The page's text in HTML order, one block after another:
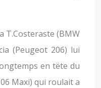
T.Costeraste (BMW
(Peugeot 206) lui
en tëte du
Maxi) qui roulait a